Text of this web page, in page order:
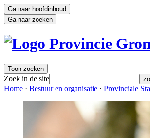
Ga naar hoofdinhoud
Ga naar zoeken
Toon zoeken
Zoek in de site
Home · Bestuur en organisatie · Provinciale